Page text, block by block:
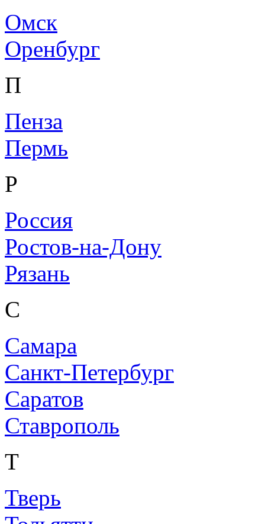
Омск
Оренбург
П
Пенза
Пермь
Р
Россия
Ростов-на-Дону
Рязань
С
Самара
Санкт-Петербург
Саратов
Ставрополь
Т
Тверь